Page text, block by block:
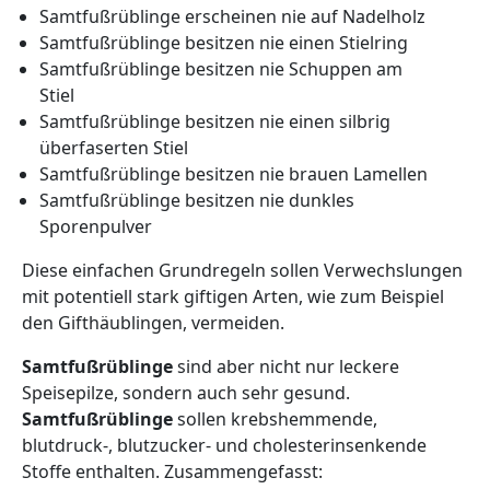
Samtfußrüblinge erscheinen nie auf Nadelholz
Samtfußrüblinge besitzen nie einen Stielring
Samtfußrüblinge besitzen nie Schuppen am
Stiel
Samtfußrüblinge besitzen nie einen silbrig
überfaserten Stiel
Samtfußrüblinge besitzen nie brauen Lamellen
Samtfußrüblinge besitzen nie dunkles
Sporenpulver
Diese einfachen Grundregeln sollen Verwechslungen
mit potentiell stark giftigen Arten, wie zum Beispiel
den Gifthäublingen, vermeiden.
Samtfußrüblingesind aber nicht nur leckere
Speisepilze, sondern auch sehr gesund.
Samtfußrüblingesollen krebshemmende,
blutdruck-, blutzucker- und cholesterinsenkende
Stoffe enthalten. Zusammengefasst: